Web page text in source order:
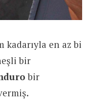
kadarıyla en az bi
bir
bir